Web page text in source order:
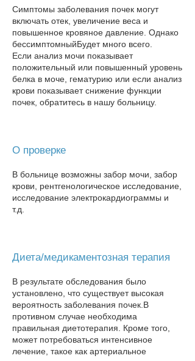
Симптомы заболевания почек могут
включать отек, увеличение веса и
повышенное кровяное давление. Однако
бессимптомныйБудет много всего.
Если анализ мочи показывает
положительный или повышенный уровень
белка в моче, гематурию или если анализ
крови показывает снижение функции
почек, обратитесь в нашу больницу​.
О проверке
В больнице возможны забор мочи, забор
крови, рентгенологическое исследование,
исследование электрокардиограммы и
т.д.
Диета/медикаментозная терапия
В результате обследования было
установлено, что существует высокая
вероятность заболевания почек. В
противном случае необходима
правильная диетотерапия. Кроме того,
может потребоваться интенсивное
лечение, такое как артериальное